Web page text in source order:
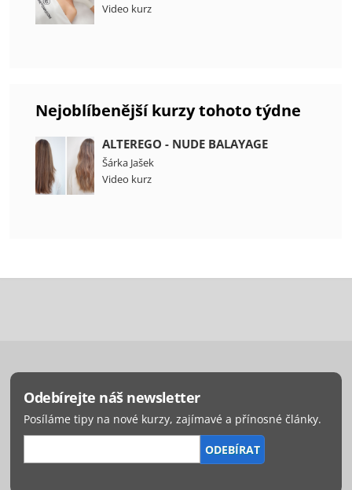
Video kurz
Nejoblíbenější kurzy tohoto týdne
ALTEREGO - NUDE BALAYAGE
Šárka Jašek
Video kurz
Odebírejte náš newsletter
Posíláme tipy na nové kurzy, zajímavé a přínosné články.